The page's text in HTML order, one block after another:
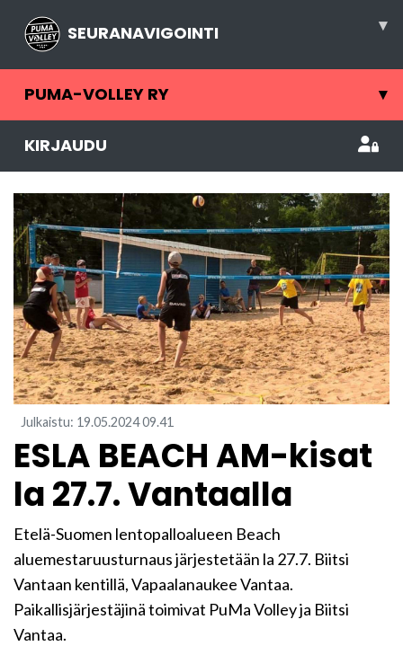
SEURANAVIGOINTI ▾
PUMA-VOLLEY RY ▾
KIRJAUDU
Julkaistu: 19.05.202409.41
ESLA BEACH AM-kisat
la 27.7. Vantaalla
Etelä-Suomen lentopalloalueen Beach
aluemestaruusturnaus järjestetään la 27.7. Biitsi
Vantaan kentillä, Vapaalanaukee Vantaa.
Paikallisjärjestäjinä toimivat PuMa Volley ja Biitsi
Vantaa.